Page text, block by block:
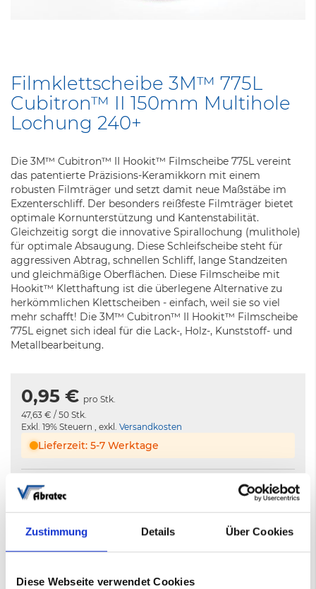
Zustimmung Details Über Cookies
Diese Webseite verwendet Cookies
Anfang
der
Bildergalerie
springen
Filmklettscheibe 3M™ 775L
Cubitron™ II 150mm Multihole
Lochung 240+
Die 3M™ Cubitron™ II Hookit™ Filmscheibe 775L vereint
das patentierte Präzisions-Keramikkorn mit einem
robusten Filmträger und setzt damit neue Maßstäbe im
Exzenterschliff. Der besonders reißfeste Filmträger bietet
optimale Kornunterstützung und Kantenstabilität.
Gleichzeitig sorgt die innovative Spirallochung (mulithole)
für optimale Absaugung. Diese Schleifscheibe steht für
aggressiven Abtrag, schnellen Schliff, lange Standzeiten
und gleichmäßige Oberflächen. Diese Filmscheibe mit
Hookit™ Kletthaftung ist die überlegene Alternative zu
herkömmlichen Klettscheiben - einfach, weil sie so viel
mehr schafft! Die 3M™ Cubitron™ II Hookit™ Filmscheibe
775L eignet sich ideal für die Lack-, Holz-, Kunststoff- und
Metallbearbeitung.
0,95 € pro Stk.
47,63 € / 50 Stk.
Exkl. 19% Steuern , exkl. Versandkosten
Lieferzeit: 5-7 Werktage
5-7 Werktage